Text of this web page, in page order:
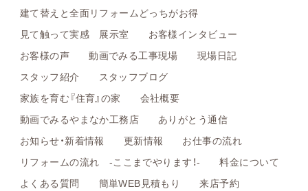
建て替えと全面リフォームどっちがお得
見て触って実感 展示室
お客様インタビュー
お客様の声
動画でみる工事現場
現場日記
スタッフ紹介
スタッフブログ
家族を育む『住育』の家
会社概要
動画でみるやまなか工務店
ありがとう通信
お知らせ・新着情報
更新情報
お仕事の流れ
リフォームの流れ -ここまでやります！-
料金について
よくある質問
簡単WEB見積もり
来店予約